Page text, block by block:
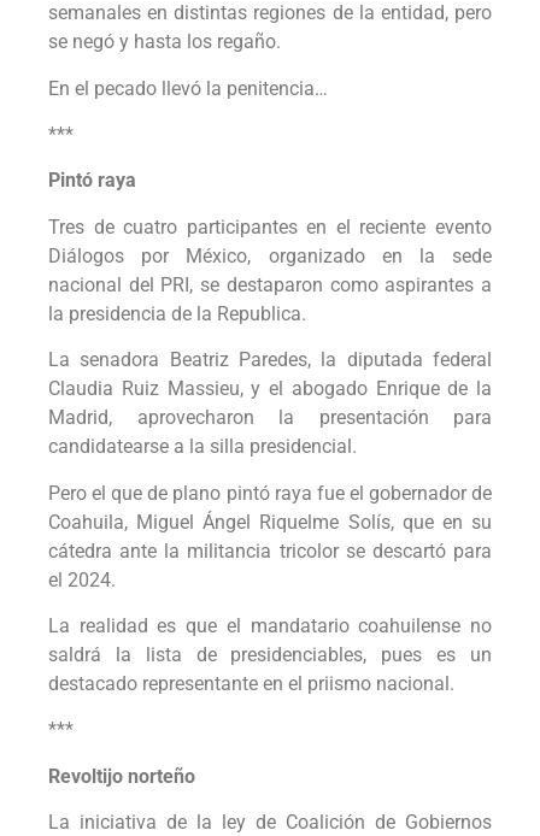
semanales en distintas regiones de la entidad, pero
se negó y hasta los regaño.
En el pecado llevó la penitencia…
***
Pintó raya
Tres de cuatro participantes en el reciente evento
Diálogos por México, organizado en la sede
nacional del PRI, se destaparon como aspirantes a
la presidencia de la Republica.
La senadora Beatriz Paredes, la diputada federal
Claudia Ruiz Massieu, y el abogado Enrique de la
Madrid, aprovecharon la presentación para
candidatearse a la silla presidencial.
Pero el que de plano pintó raya fue el gobernador de
Coahuila, Miguel Ángel Riquelme Solís, que en su
cátedra ante la militancia tricolor se descartó para
el 2024.
La realidad es que el mandatario coahuilense no
saldrá la lista de presidenciables, pues es un
destacado representante en el priismo nacional.
***
Revoltijo norteño
La iniciativa de la ley de Coalición de Gobiernos